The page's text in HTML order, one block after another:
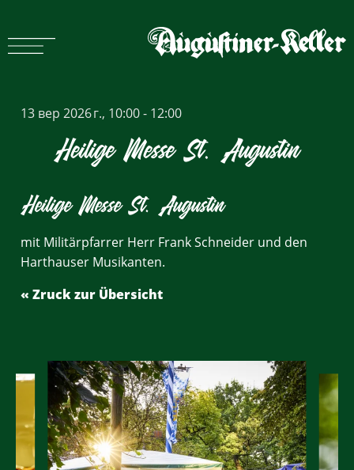
13 вер 2026 г., 10:00 - 12:00
Heilige Messe St. Augustin
Heilige Messe St. Augustin
mit Militärpfarrer Herr Frank Schneider und den
Harthauser Musikanten.
« Zruck zur Übersicht